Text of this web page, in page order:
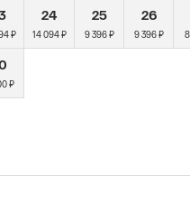
₽
24
14 094 ₽
25
9 396 ₽
26
9 396 ₽
₽